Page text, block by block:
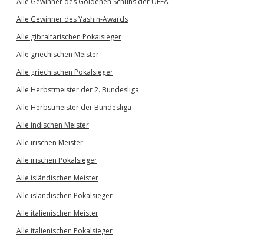
Alle Gewinner des Yashin-Awards
Alle gibraltarischen Pokalsieger
Alle griechischen Meister
Alle griechischen Pokalsieger
Alle Herbstmeister der 2. Bundesliga
Alle Herbstmeister der Bundesliga
Alle indischen Meister
Alle irischen Meister
Alle irischen Pokalsieger
Alle isländischen Meister
Alle isländischen Pokalsieger
Alle italienischen Meister
Alle italienischen Pokalsieger